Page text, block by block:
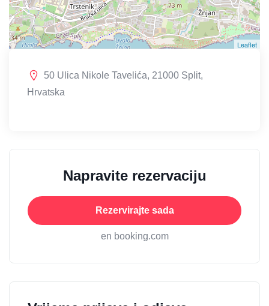
Leaflet
50 Ulica Nikole Tavelića, 21000 Split,
Hrvatska
Napravite rezervaciju
Rezervirajte sada
en booking.com